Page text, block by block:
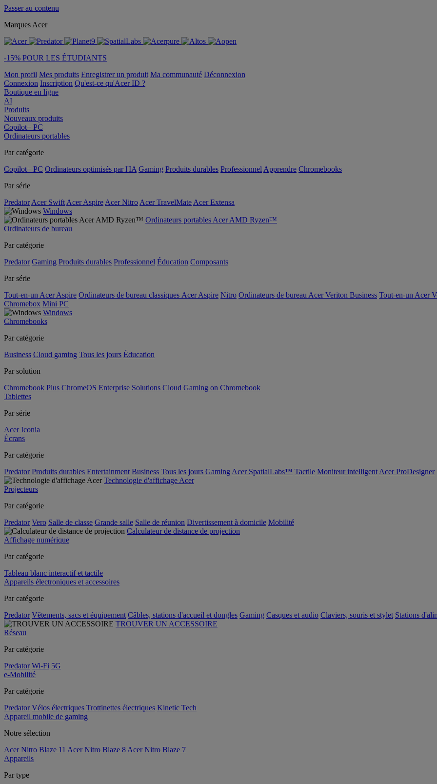
Passer au contenu
Marques Acer
-15% POUR LES ÉTUDIANTS
Mon profil Mes produits Enregistrer un produit Ma communauté Déconnexion
Connexion Inscription Qu'est-ce qu'Acer ID ?
Boutique en ligne
AI
Produits
Nouveaux produits
Copilot+ PC
Ordinateurs portables
Par catégorie
Copilot+ PC Ordinateurs optimisés par l'IA Gaming Produits durables Professionnel Apprendre Chromebooks
Par série
Predator Acer Swift Acer Aspire Acer Nitro Acer TravelMate Acer Extensa
Windows
Ordinateurs portables Acer AMD Ryzen™
Ordinateurs de bureau
Par catégorie
Predator Gaming Produits durables Professionnel Éducation Composants
Par série
Tout-en-un Acer Aspire Ordinateurs de bureau classiques Acer Aspire Nitro Ordinateurs de bureau Acer Veriton Business Tout-en-un Acer
Chromebox Mini PC
Windows
Chromebooks
Par catégorie
Business Cloud gaming Tous les jours Éducation
Par solution
Chromebook Plus ChromeOS Enterprise Solutions Cloud Gaming on Chromebook
Tablettes
Par série
Acer Iconia
Écrans
Par catégorie
Predator Produits durables Entertainment Business Tous les jours Gaming Acer SpatialLabs™ Tactile Moniteur intelligent Acer ProDesigner
Technologie d'affichage Acer
Projecteurs
Par catégorie
Predator Vero Salle de classe Grande salle Salle de réunion Divertissement à domicile Mobilité
Calculateur de distance de projection
Affichage numérique
Par catégorie
Tableau blanc interactif et tactile
Appareils électroniques et accessoires
Par catégorie
Predator Vêtements, sacs et équipement Câbles, stations d'accueil et dongles Gaming Casques et audio Claviers, souris et stylet Stations
TROUVER UN ACCESSOIRE
Réseau
Par catégorie
Predator Wi-Fi 5G
e-Mobilité
Par catégorie
Predator Vélos électriques Trottinettes électriques Kinetic Tech
Appareil mobile de gaming
Notre sélection
Acer Nitro Blaze 11 Acer Nitro Blaze 8 Acer Nitro Blaze 7
Appareils
Par type